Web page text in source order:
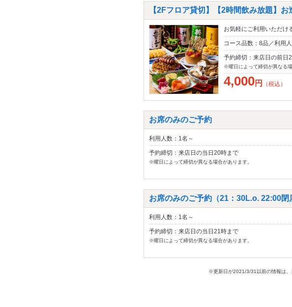
【2Fフロア貸切】【2時間飲み放題】
お気軽にご利用いただけ
コース品数：8品／利用
予約締切：来店日の前日
※曜日によって締切が異なる場
4,000円 （税込）
お席のみのご予約
利用人数：1名～
予約締切：来店日の当日20時まで
※曜日によって締切が異なる場合があります。
お席のみのご予約（21：30L.o. 22:00閉
利用人数：1名～
予約締切：来店日の当日21時まで
※曜日によって締切が異なる場合があります。
※更新日が2021/3/31以前の情報は、